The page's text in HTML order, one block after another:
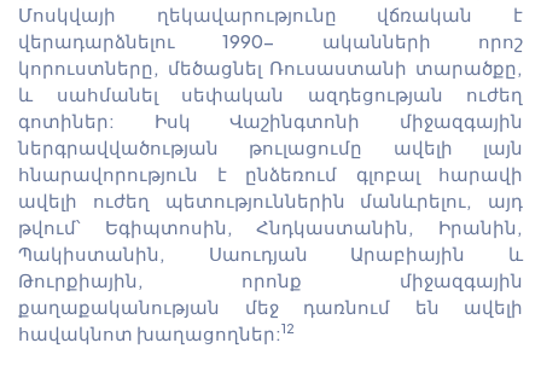
Մոսկվայի ղեկավարությունը վճռական է
վերադարձնելու 1990- ականների որոշ
կորուստները, մեծացնել Ռուսաստանի տարածքը,
և սահմանել սեփական ազդեցության ուժեղ
գոտիներ: Իսկ Վաշինգտոնի միջազգային
ներգրավվածության թուլացումը ավելի լայն
հնարավորություն է ընձեռում գլոբալ հարավի
ավելի ուժեղ պետություններին մանևրելու, այդ
թվում՝ Եգիպտոսին, Հնդկաստանին, Իրանին,
Պակիստանին, Սաուդյան Արաբիային և
Թուրքիային, որոնք միջազգային
քաղաքականության մեջ դառնում են ավելի
հավակնոտ խաղացողներ:12